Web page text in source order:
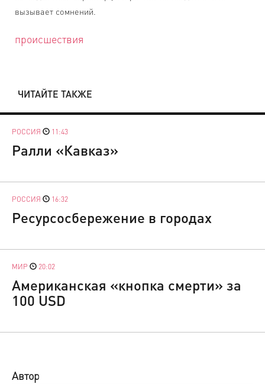
вызывает сомнений.
происшествия
ЧИТАЙТЕ ТАКЖЕ
РОССИЯ 11:43
Ралли «Кавказ»
РОССИЯ 16:32
Ресурсосбережение в городах
МИР 20:02
Американская «кнопка смерти» за
100 USD
Автор